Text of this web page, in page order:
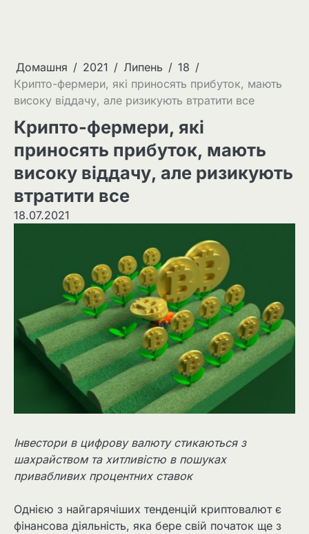
Домашня 2021 Липень
18
Крипто-фермери, які приносять прибуток, мають
високу віддачу, але ризикують втратити все
Крипто-фермери, які
приносять прибуток, мають
високу віддачу, але ризикують
втратити все
18.07.2021
Інвестори в цифрову валюту стикаються з
шахрайством та хитливістю в пошуках
привабливих процентних ставок
Однією з найгарячіших тенденцій криптовалют є
фінансова діяльність, яка бере свій початок ще з